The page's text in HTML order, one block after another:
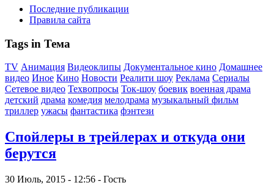
Последние публикации
Правила сайта
Tags in Тема
TV Анимация Видеоклипы Документальное кино Домашнее
видео Иное Кино Новости Реалити шоу Реклама Сериалы
Сетевое видео Техвопросы Ток-шоу боевик военная драма
детский драма комедия мелодрама музыкальный фильм
триллер ужасы фантастика фэнтези
Спойлеры в трейлерах и откуда они
берутся
30 Июль, 2015 - 12:56 - Гость